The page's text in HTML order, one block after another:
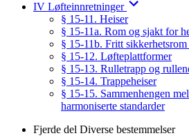
IV Løfteinnretninger
§ 15-11. Heiser
§ 15-11a. Rom og sjakt for
§ 15-11b. Fritt
§ 15-12. Løfteplattformer
§ 15-13. Rulletrapp og
§ 15-14. Trappeheiser
§ 15-15. Sammenhengen
harmoniserte standarder
Fjerde del Diverse bestemmelser